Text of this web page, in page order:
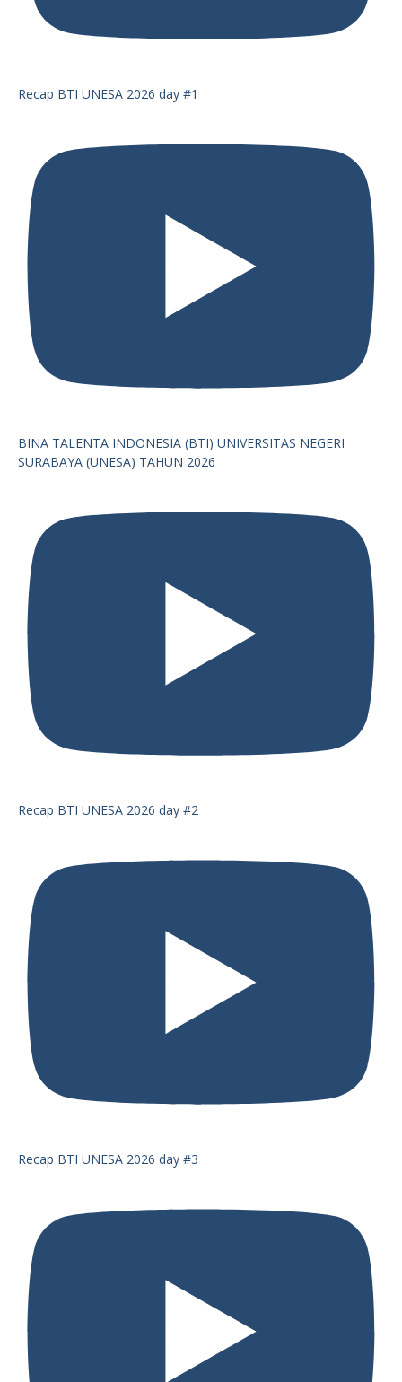
Recap BTI UNESA 2026 day #1
BINA TALENTA INDONESIA (BTI) UNIVERSITAS NEGERI
SURABAYA (UNESA) TAHUN 2026
Recap BTI UNESA 2026 day #2
Recap BTI UNESA 2026 day #3